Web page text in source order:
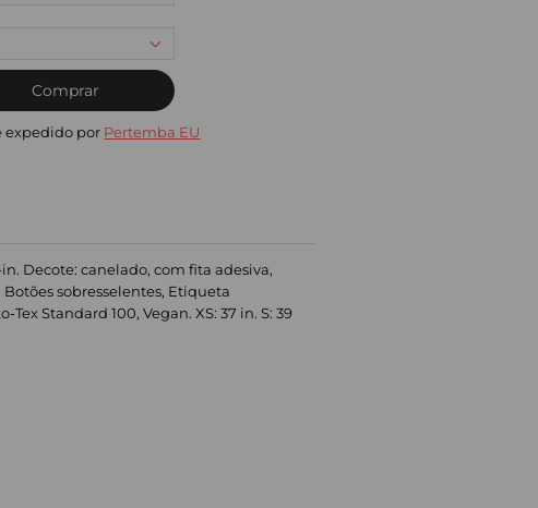
Comprar
expedido por Pertemba EU
Decote: canelado, com fita adesiva,
sobresselentes, Etiqueta
Standard 100, Vegan. XS: 37 in. S: 39